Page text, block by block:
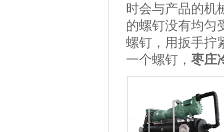
时会与产品的机
的螺钉没有均匀
螺钉，用扳手拧
一个螺钉， 枣庄